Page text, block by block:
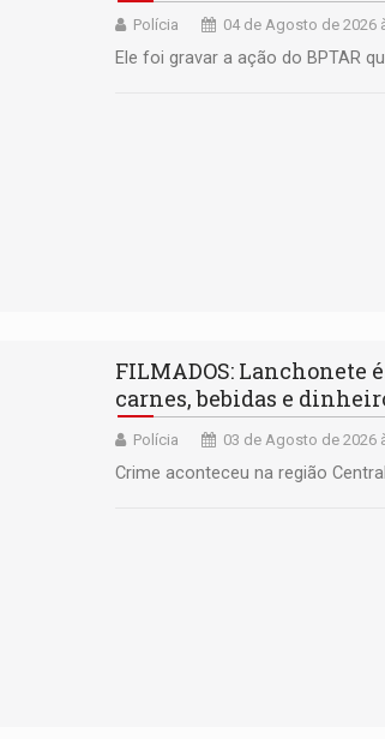
Polícia 04 de Agosto de 2026
Ele foi gravar a ação do BPTAR
FILMADOS: Lanchonete
carnes, bebidas e
Polícia 03 de Agosto de 2026
Crime aconteceu na região Central